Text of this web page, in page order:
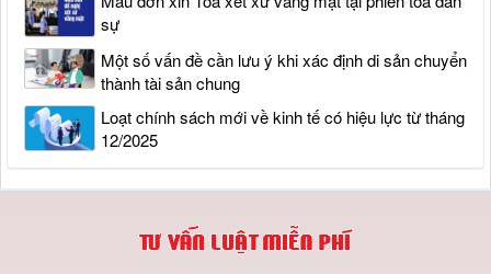
sự
Một số vấn đề cần lưu ý khi xác định di sản chuyển
thành tài sản chung
Loạt chính sách mới về kinh tế có hiệu lực từ tháng
12/2025